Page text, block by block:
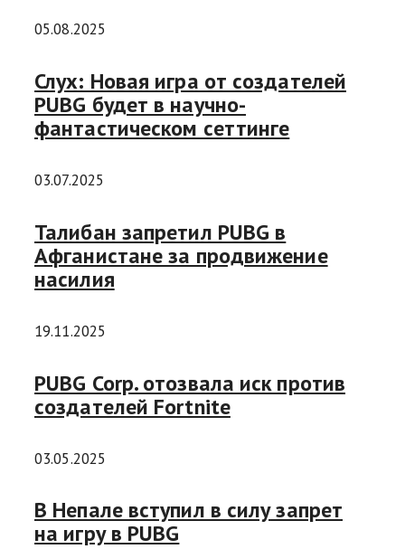
05.08.2025
Слух: Новая игра от создателей
PUBG будет в научно-
фантастическом сеттинге
03.07.2025
Талибан запретил PUBG в
Афганистане за продвижение
насилия
19.11.2025
PUBG Corp. отозвала иск против
создателей Fortnite
03.05.2025
В Непале вступил в силу запрет
на игру в PUBG